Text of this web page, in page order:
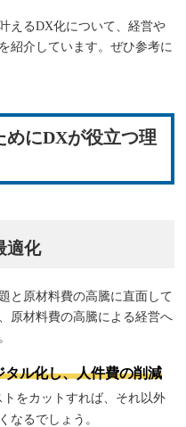
えるDX化について、経営や
紹介しています。ぜひ参考に
めにDXが役立つ理
適化
と原材料費の高騰に直面して
原材料費の高騰による経営へ
ル化し、人件費の削減
トをカットすれば、それ以外
なるでしょう。